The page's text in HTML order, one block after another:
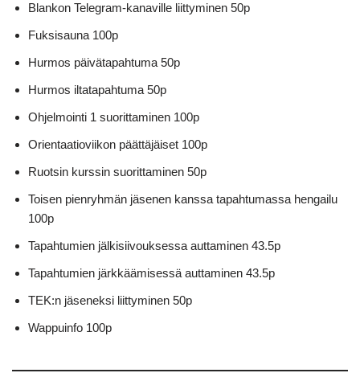
Blankon Telegram-kanaville liittyminen 50p
Fuksisauna 100p
Hurmos päivätapahtuma 50p
Hurmos iltatapahtuma 50p
Ohjelmointi 1 suorittaminen 100p
Orientaatioviikon päättäjäiset 100p
Ruotsin kurssin suorittaminen 50p
Toisen pienryhmän jäsenen kanssa tapahtumassa hengailu
100p
Tapahtumien jälkisiivouksessa auttaminen 43.5p
Tapahtumien järkkäämisessä auttaminen 43.5p
TEK:n jäseneksi liittyminen 50p
Wappuinfo 100p